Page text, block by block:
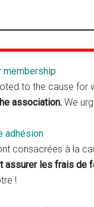
membership
to the cause for
association. We
adhésion
consacrées à la
les frais de
!